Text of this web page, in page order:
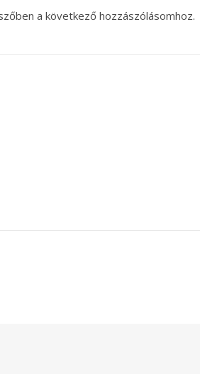
a következő hozzászólásomhoz.